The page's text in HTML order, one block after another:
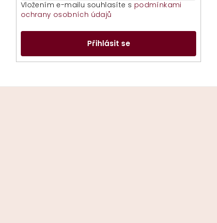
Vložením e-mailu souhlasíte s podmínkami
ochrany osobních údajů
Přihlásit se